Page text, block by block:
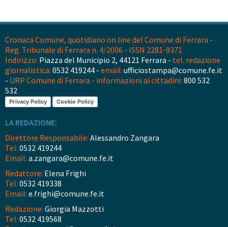
Cronaca Comune, quotidiano on line del Comune di Ferrara -
Reg. Tribunale di Ferrara n. 4/2006 - ISSN 2281-9371
Indirizzo: Piazza del Municipio 2, 44121 Ferrara - tel. redazione
giornalistica: 0532 419244 - email: ufficiostampa@comune.fe.it
- URP Comune di Ferrara - informazioni ai cittadini: 800 532
532
Privacy Policy Cookie Policy
LA REDAZIONE:
Direttore Responsabile: Alessandro Zangara
Tel: 0532 419244
Email: a.zangara@comune.fe.it
Redattore: Elena Frighi
Tel: 0532 419338
Email: e.frighi@comune.fe.it
Redazione: Giorgia Mazzotti
Tel: 0532 419568